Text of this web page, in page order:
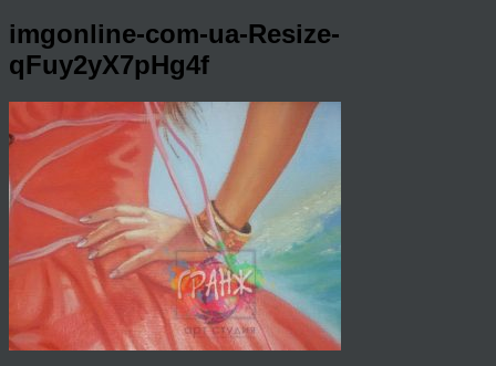
imgonline-com-ua-Resize-
qFuy2yX7pHg4f